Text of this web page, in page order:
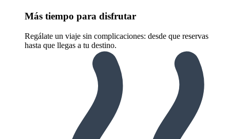
Más tiempo para disfrutar
Regálate un viaje sin complicaciones: desde que reservas
hasta que llegas a tu destino.